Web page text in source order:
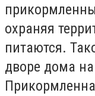
охраняя
питаются.
дворе дома